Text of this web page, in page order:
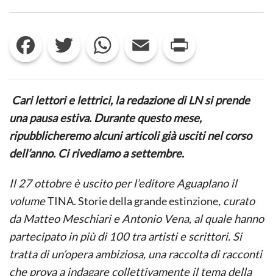
STORIE
GRANDE
ESTINZIONE
Facebook Twitter WhatsApp Email
Cari lettori e lettrici, la redazione di LN si prende
una pausa estiva. Durante questo mese,
ripubblicheremo alcuni articoli già usciti nel corso
dell’anno. Ci rivediamo a settembre.
Il 27 ottobre è uscito per l’editore Aguaplano il
volumeTINA. Storie della grande estinzione, curato
da Matteo Meschiari e Antonio Vena, al quale hanno
partecipato in più di 100 tra artisti e scrittori. Si
tratta di un’opera ambiziosa, una raccolta di racconti
che prova a indagare collettivamente il tema della